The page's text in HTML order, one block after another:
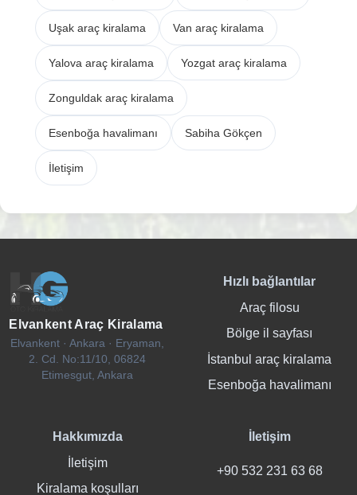
Uşak araç kiralama Van araç kiralama
Yalova araç kiralama Yozgat araç kiralama
Zonguldak araç kiralama
Esenboğa havalimanı Sabiha Gökçen
İletişim
Elvankent Araç Kiralama
Elvankent · Ankara · Eryaman,
2. Cd. No:11/10, 06824
Etimesgut, Ankara
Hızlı bağlantılar
Araç filosu
Bölge il sayfası
İstanbul araç kiralama
Esenboğa havalimanı
Hakkımızda
İletişim
Kiralama koşulları
İletişim
+90 532 231 63 68